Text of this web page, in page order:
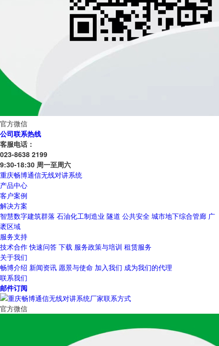
官方微信
公司联系热线
客服电话：
023-8638 2199
9:30-18:30 周一至周六
重庆畅博通信无线对讲系统
产品中心
客户案例
解决方案
智慧数字建筑群落 石油化工制造业 隧道 公共安全 城市地下综合管廊 广
袤区域
服务支持
技术合作 快速问答 下载 服务政策与培训 租赁服务
关于我们
畅博介绍 新闻资讯 愿景与使命 加入我们 成为我们的代理
联系我们
邮件订阅
官方微信